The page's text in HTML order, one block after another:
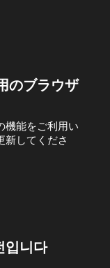
のブラウザ
機能をご利用い
新してくださ
입니다